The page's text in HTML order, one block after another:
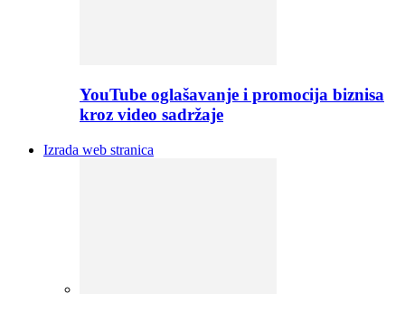
YouTube oglašavanje i promocija biznisa
kroz video sadržaje
Izrada web stranica